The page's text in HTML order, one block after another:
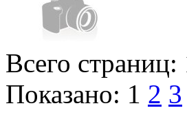
Всего страниц:
Показано: 1 2 3